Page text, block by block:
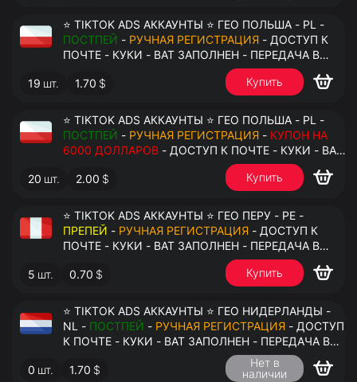
⭐ TIKTOK ADS АККАУНТЫ ⭐ ГЕО ПОЛЬША - PL -
ПОСТПЕЙ - РУЧНАЯ РЕГИСТРАЦИЯ - ДОСТУП К
ПОЧТЕ - КУКИ - ВАТ ЗАПОЛНЕН - ПЕРЕДАЧА В
19 шт. 1.70 $ Купить
⭐ TIKTOK ADS АККАУНТЫ ⭐ ГЕО ПОЛЬША - PL -
ПОСТПЕЙ - РУЧНАЯ РЕГИСТРАЦИЯ - КУПОН НА
6000 ДОЛЛАРОВ - ДОСТУП К ПОЧТЕ - КУКИ - ВАТ
ЗАПОЛНЕН - ПЕРЕДАЧА В АНТИДЕТЕКТ
20 шт. 2.00 $ Купить
⭐ TIKTOK ADS АККАУНТЫ ⭐ ГЕО ПЕРУ - PE -
ПРЕПЕЙ - РУЧНАЯ РЕГИСТРАЦИЯ - ДОСТУП К
ПОЧТЕ - КУКИ - ВАТ ЗАПОЛНЕН - ПЕРЕДАЧА В
5 шт. 0.70 $ Купить
⭐ TIKTOK ADS АККАУНТЫ ⭐ ГЕО НИДЕРЛАНДЫ -
NL - ПОСТПЕЙ - РУЧНАЯ РЕГИСТРАЦИЯ - ДОСТУП
К ПОЧТЕ - КУКИ - ВАТ ЗАПОЛНЕН - ПЕРЕДАЧА В
0 шт. 1.70 $
Нет в
наличии